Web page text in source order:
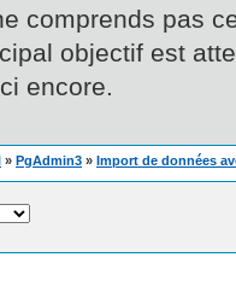
comprends pas
objectif est
encore.
» PgAdmin3 » Import de données